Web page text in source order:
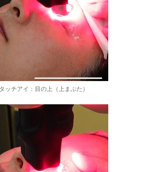
ッチアイ：目の上（上まぶた）